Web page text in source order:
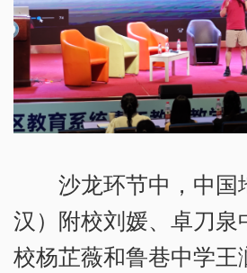
沙龙环节中，中国
汉）附校刘媛、卓刀泉
校杨芷薇和鲁巷中学王